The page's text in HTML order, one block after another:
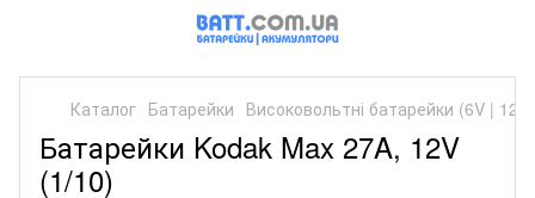
Каталог Батарейки Високовольтні батарейки (6V | 12V)
Батарейки Kodak Max 27A, 12V
(1/10)